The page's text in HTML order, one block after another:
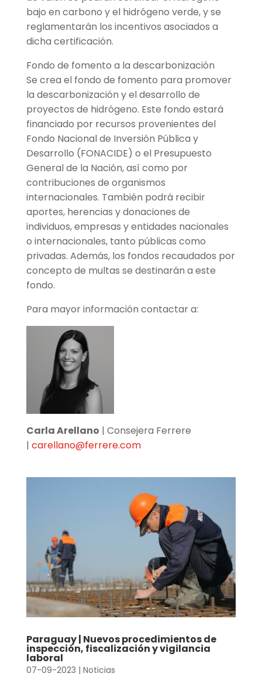
bajo en carbono y el hidrógeno verde, y se
reglamentarán los incentivos asociados a
dicha certificación.
Fondo de fomento a la descarbonización
Se crea el fondo de fomento para promover
la descarbonización y el desarrollo de
proyectos de hidrógeno. Este fondo estará
financiado por recursos provenientes del
Fondo Nacional de Inversión Pública y
Desarrollo (FONACIDE) o el Presupuesto
General de la Nación, así como por
contribuciones de organismos
internacionales. También podrá recibir
aportes, herencias y donaciones de
individuos, empresas y entidades nacionales
o internacionales, tanto públicas como
privadas. Además, los fondos recaudados por
concepto de multas se destinarán a este
fondo.
Para mayor información contactar a:
Carla Arellano | Consejera Ferrere
| carellano@ferrere.com
Paraguay | Nuevos procedimientos de
inspección, fiscalización y vigilancia
laboral
07-09-2023 | Noticias